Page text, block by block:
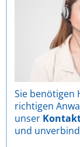
Sie benötigen
richtigen
unser
und